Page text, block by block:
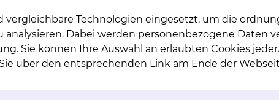
Krankenhaus
vergleichbare Technologien eingesetzt, um die
Dabei werden personenbezogene Daten
Sie können Ihre Auswahl an erlaubten Cookies
über den entsprechenden Link am Ende der